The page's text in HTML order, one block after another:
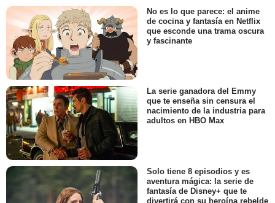
No es lo que parece: el anime
de cocina y fantasía en Netflix
que esconde una trama oscura
y fascinante
La serie ganadora del Emmy
que te enseña sin censura el
nacimiento de la industria para
adultos en HBO Max
Solo tiene 8 episodios y es
aventura mágica: la serie de
fantasía de Disney+ que te
divertirá con su heroína rebelde